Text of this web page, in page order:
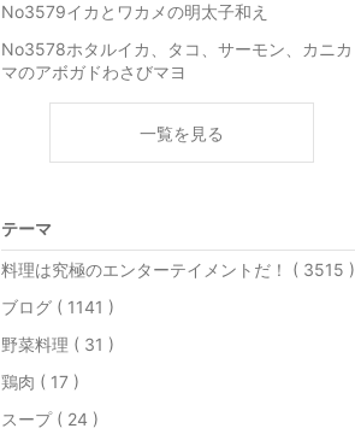
No3579イカとワカメの明太子和え
No3578ホタルイカ、タコ、サーモン、カニカ
マのアボガドわさびマヨ
一覧を見る
テーマ
料理は究極のエンターテイメントだ！ ( 3515 )
ブログ ( 1141 )
野菜料理 ( 31 )
鶏肉 ( 17 )
スープ ( 24 )